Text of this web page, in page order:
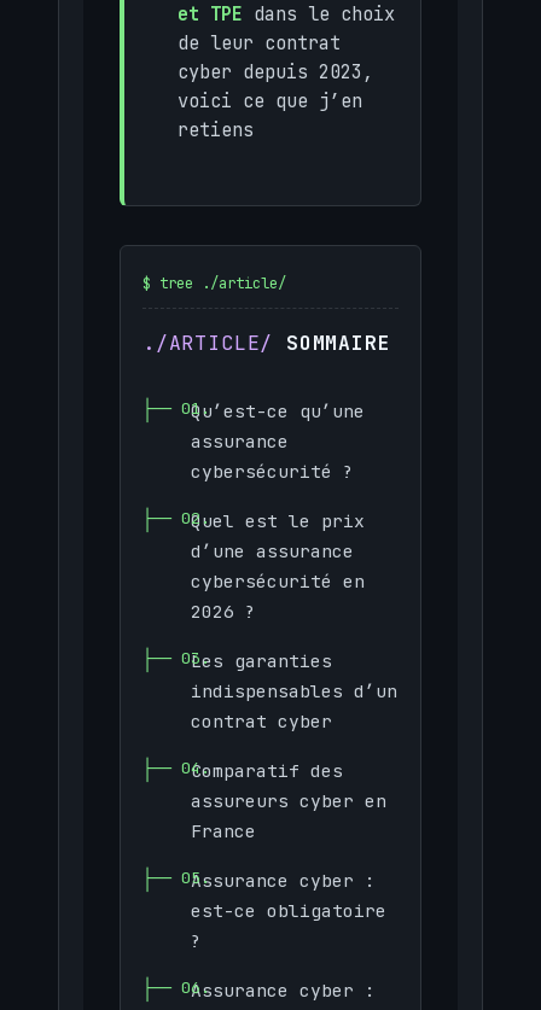
et TPE dans le choix
de leur contrat
cyber depuis 2023,
voici ce que j’en
retiens
SOMMAIRE
Qu’est-ce qu’une
assurance
cybersécurité ?
Quel est le prix
d’une assurance
cybersécurité en
2026 ?
Les garanties
indispensables d’un
contrat cyber
Comparatif des
assureurs cyber en
France
Assurance cyber :
est-ce obligatoire
?
Assurance cyber :